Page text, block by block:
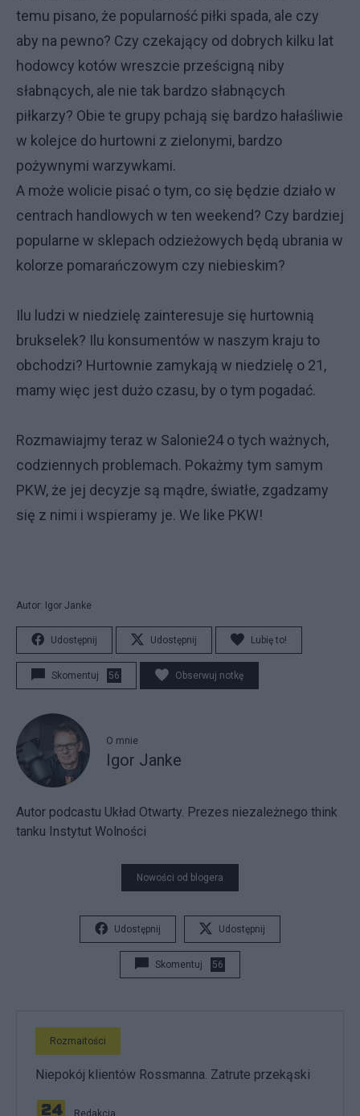
temu pisano, że popularność piłki spada, ale czy
aby na pewno? Czy czekający od dobrych kilku lat
hodowcy kotów wreszcie prześcigną niby
słabnących, ale nie tak bardzo słabnących
piłkarzy? Obie te grupy pchają się bardzo hałaśliwie
w kolejce do hurtowni z zielonymi, bardzo
pożywnymi warzywkami.
A może wolicie pisać o tym, co się będzie działo w
centrach handlowych w ten weekend? Czy bardziej
popularne w sklepach odzieżowych będą ubrania w
kolorze pomarańczowym czy niebieskim?
Ilu ludzi w niedzielę zainteresuje się hurtownią
brukselek? Ilu konsumentów w naszym kraju to
obchodzi? Hurtownie zamykają w niedzielę o 21,
mamy więc jest dużo czasu, by o tym pogadać.
Rozmawiajmy teraz w Salonie24 o tych ważnych,
codziennych problemach. Pokażmy tym samym
PKW, że jej decyzje są mądre, światłe, zgadzamy
się z nimi i wspieramy je. We like PKW!
Autor: Igor Janke
Udostępnij Udostępnij Lubię to!
Skomentuj 56 Obserwuj notkę
O mnie
Igor Janke
Autor podcastu Układ Otwarty. Prezes niezależnego think
tanku Instytut Wolności
Nowości od blogera
Udostępnij Udostępnij
Skomentuj 56
Rozmaitości
Niepokój klientów Rossmanna. Zatrute przekąski
Redakcja